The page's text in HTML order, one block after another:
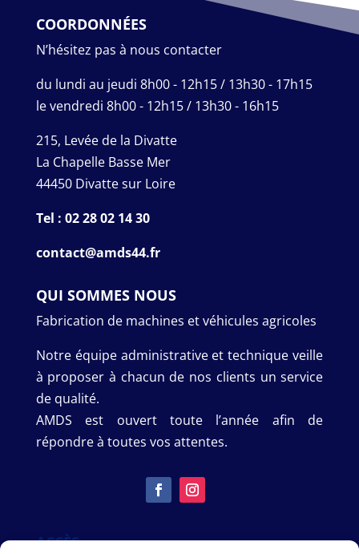
COORDONNÉES
N’hésitez pas à nous contacter
du lundi au jeudi 8h00 - 12h15 / 13h30 - 17h15
le vendredi 8h00 - 12h15 / 13h30 - 16h15
215, Levée de la Divatte
La Chapelle Basse Mer
44450 Divatte sur Loire
Tel : 02 28 02 14 30
contact@amds44.fr
QUI SOMMES NOUS
Fabrication de machines et véhicules agricoles
Notre équipe administrative et technique veille
à proposer à chacun de nos clients un service
de qualité.
AMDS est ouvert toute l’année afin de
répondre à toutes vos attentes.
ACCÈS